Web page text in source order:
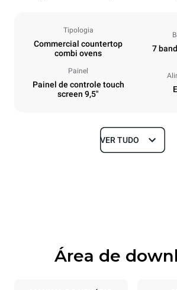
Tipologia
Commercial countertop
combi ovens
7
Painel
Painel de controle touch
screen 9,5"
Dimensões
Especificações da
VER TUDO
Área de